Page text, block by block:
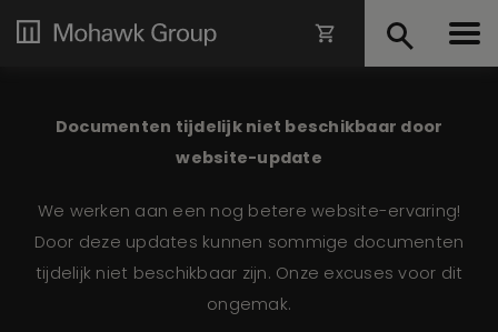
Documenten tijdelijk niet beschikbaar door
website-update
We werken aan een nog betere website-ervaring!
Door deze updates kunnen sommige documenten
tijdelijk niet beschikbaar zijn. Onze excuses voor dit
ongemak.